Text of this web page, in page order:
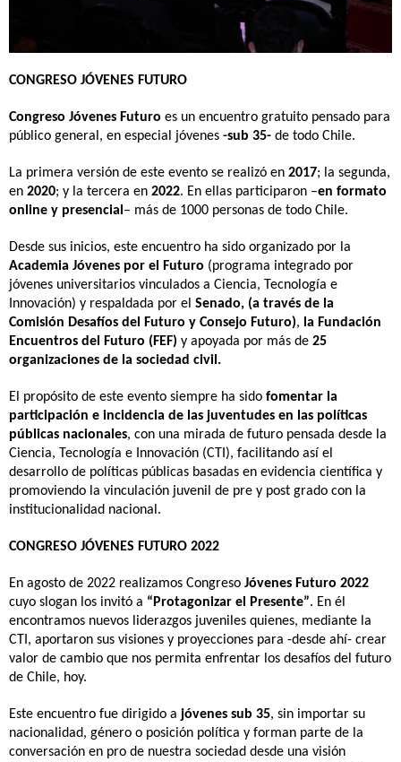
CONGRESO JÓVENES FUTURO
Congreso Jóvenes Futuro es un encuentro gratuito pensado para
público general, en especial jóvenes -sub 35- de todo Chile.
La primera versión de este evento se realizó en 2017; la segunda,
en 2020; y la tercera en 2022. En ellas participaron –en formato
online y presencial – más de 1000 personas de todo Chile.
Academia Jóvenes por el Futuro (programa integrado por
jóvenes universitarios vinculados a Ciencia, Tecnología e
Innovación) y respaldada por el Senado, (a través de la
Comisión Desafíos del Futuro y Consejo Futuro), la Fundación
Encuentros del Futuro (FEF) y apoyada por más de 25
organizaciones de la sociedad civil.
El propósito de este evento siempre ha sido fomentar la
participación e incidencia de las juventudes en las políticas
públicas nacionales, con una mirada de futuro pensada desde la
Ciencia, Tecnología e Innovación (CTI), facilitando así el
desarrollo de políticas públicas basadas en evidencia científica y
promoviendo la vinculación juvenil de pre y post grado con la
institucionalidad nacional.
CONGRESO JÓVENES FUTURO 2022
En agosto de 2022 realizamos Congreso Jóvenes Futuro 2022
cuyo slogan los invitó a “Protagonizar el Presente”. En él
encontramos nuevos liderazgos juveniles quienes, mediante la
CTI, aportaron sus visiones y proyecciones para -desde ahí- crear
valor de cambio que nos permita enfrentar los desafíos del futuro
de Chile, hoy.
Este encuentro fue dirigido a jóvenes sub 35, sin importar su
nacionalidad, género o posición política y forman parte de la
conversación en pro de nuestra sociedad desde una visión